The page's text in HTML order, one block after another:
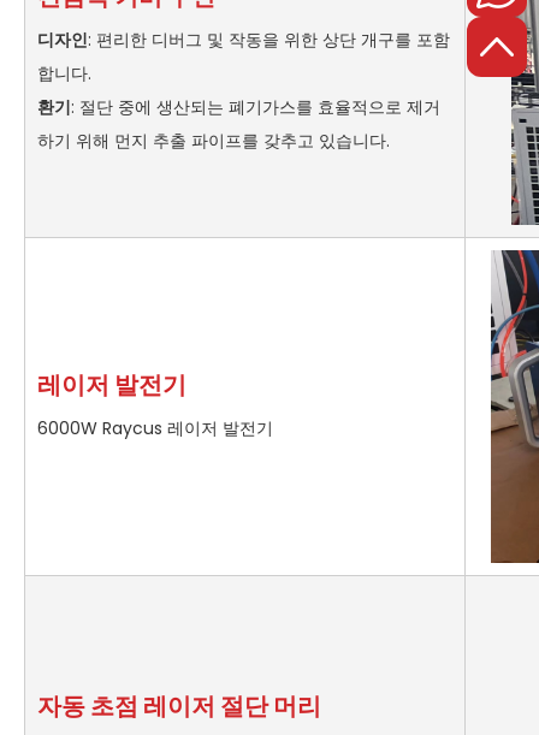
디자인: 편리한 디버그 및 작동을 위한 상단 개구를 포함
합니다.
환기: 절단 중에 생산되는 폐기가스를 효율적으로 제거
하기 위해 먼지 추출 파이프를 갖추고 있습니다.
레이저 발전기
6000W Raycus 레이저 발전기
자동 초점 레이저 절단 머리